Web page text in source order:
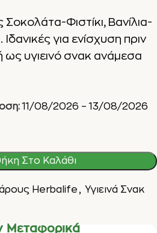
Σοκολάτα-Φιστίκι, Βανίλια-
για ενίσχυση πριν
υγιεινό σνακ ανάμεσα
11/08/2026 – 13/08/2026
Στο Καλάθι
Herbalife , Υγιεινά Σνακ
Μεταφορικά